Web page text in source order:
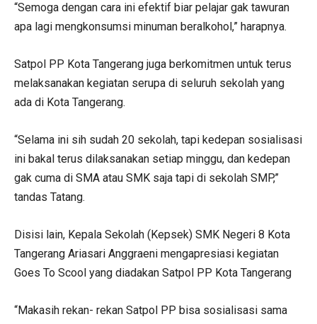
“Semoga dengan cara ini efektif biar pelajar gak tawuran
apa lagi mengkonsumsi minuman beralkohol,” harapnya.
Satpol PP Kota Tangerang juga berkomitmen untuk terus
melaksanakan kegiatan serupa di seluruh sekolah yang
ada di Kota Tangerang.
“Selama ini sih sudah 20 sekolah, tapi kedepan sosialisasi
ini bakal terus dilaksanakan setiap minggu, dan kedepan
gak cuma di SMA atau SMK saja tapi di sekolah SMP,”
tandas Tatang.
Disisi lain, Kepala Sekolah (Kepsek) SMK Negeri 8 Kota
Tangerang Ariasari Anggraeni mengapresiasi kegiatan
Goes To Scool yang diadakan Satpol PP Kota Tangerang
“Makasih rekan- rekan Satpol PP bisa sosialisasi sama